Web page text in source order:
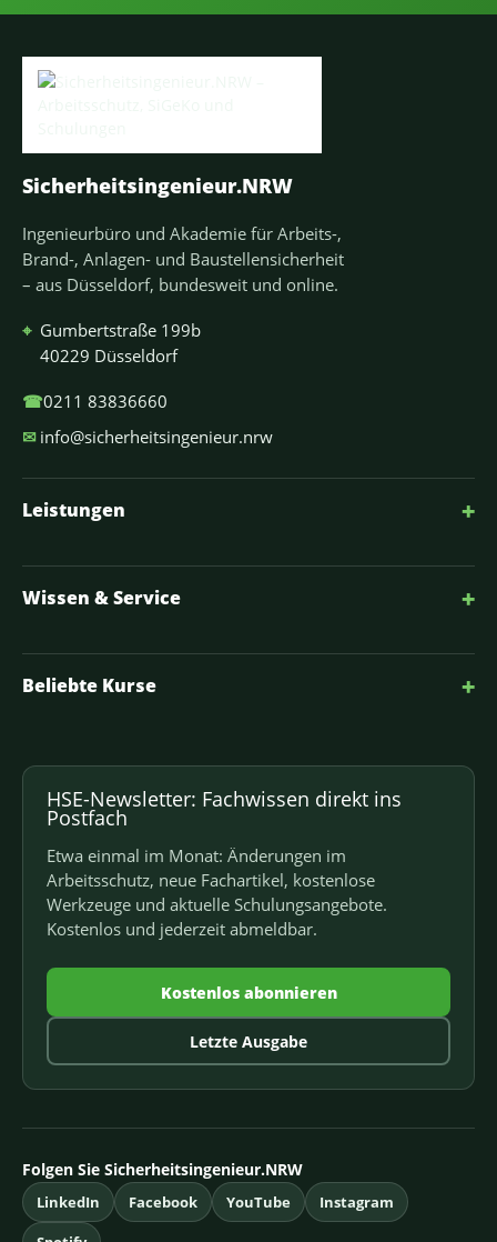
Sicherheitsingenieur.NRW
Ingenieurbüro und Akademie für Arbeits-,
Brand-, Anlagen- und Baustellensicherheit
– aus Düsseldorf, bundesweit und online.
⌖ Gumbertstraße 199b
40229 Düsseldorf
☎0211 83836660
✉ info@sicherheitsingenieur.nrw
Leistungen +
Wissen & Service +
Beliebte Kurse +
HSE-Newsletter: Fachwissen direkt ins
Postfach
Etwa einmal im Monat: Änderungen im
Arbeitsschutz, neue Fachartikel, kostenlose
Werkzeuge und aktuelle Schulungsangebote.
Kostenlos und jederzeit abmeldbar.
Kostenlos abonnieren
Letzte Ausgabe
Folgen Sie Sicherheitsingenieur.NRW
LinkedIn Facebook YouTube
Instagram